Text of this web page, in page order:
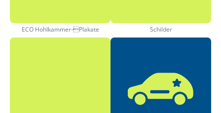
ECO Hohlkammer-Plakate Schilder